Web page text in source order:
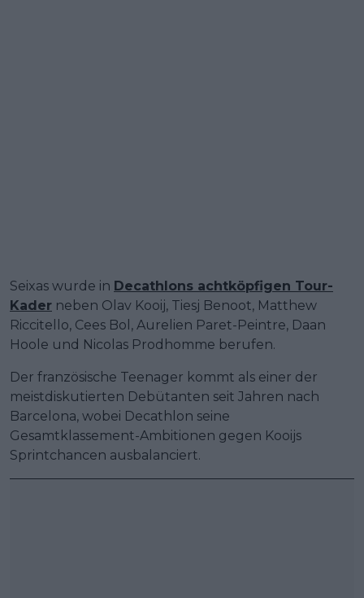
Seixas wurde in Decathlons achtköpfigen Tour-
Kader neben Olav Kooij, Tiesj Benoot, Matthew
Riccitello, Cees Bol, Aurelien Paret-Peintre, Daan
Hoole und Nicolas Prodhomme berufen.
Der französische Teenager kommt als einer der
meistdiskutierten Debütanten seit Jahren nach
Barcelona, wobei Decathlon seine
Gesamtklassement-Ambitionen gegen Kooijs
Sprintchancen ausbalanciert.